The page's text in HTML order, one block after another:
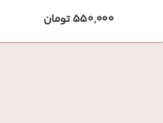
550,000 تومان